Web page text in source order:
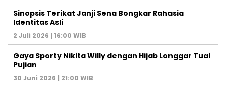
Sinopsis Terikat Janji Sena Bongkar Rahasia
Identitas Asli
2 Juli 2026 | 16:00 WIB
Gaya Sporty Nikita Willy dengan Hijab Longgar Tuai
Pujian
30 Juni 2026 | 21:00 WIB